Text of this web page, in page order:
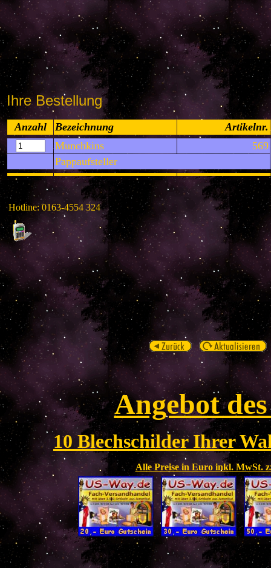
Ihre Bestellung
Anzahl Bezeichnung
Artikelnr.
Munchkins
569
Pappaufsteller
Hotline: 0163-4554 324
Angebot
10 Blechschilder Ihrer
Alle Preise in Euro inkl. MwSt.